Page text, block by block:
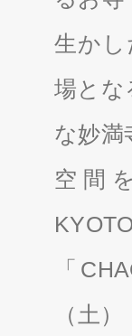
生か
場とな
な妙満
空間
「
（土